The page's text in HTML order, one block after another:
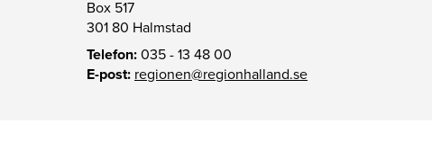
Box 517
301 80 Halmstad
Telefon: 035 - 13 48 00
E-post: regionen@regionhalland.se